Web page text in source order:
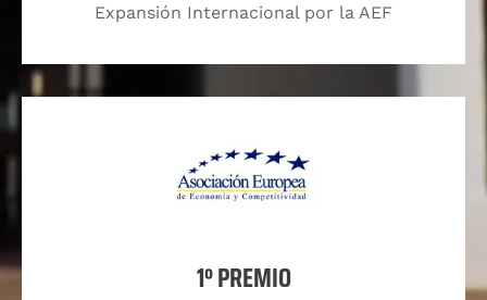
Expansión Internacional por la AEF
1º PREMIO